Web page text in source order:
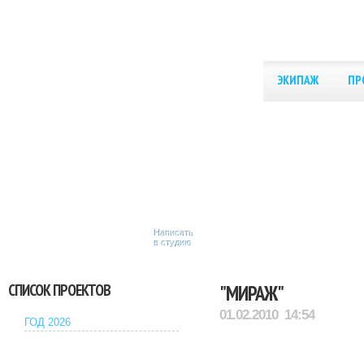
ЭКИПАЖ
Написать
в студию
СПИСОК ПРОЕКТОВ
ГОД 2026
"МИРАЖ"
01.02.2010 14:54